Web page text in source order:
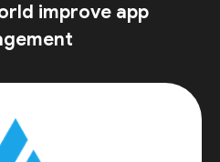
improve app